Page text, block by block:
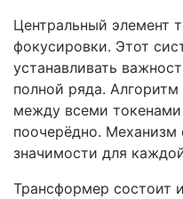
Центральный элемент
фокусировки. Этот
устанавливать
полной ряда.
между всеми
поочерёдно. Механизм
значимости для
Трансформер состоит